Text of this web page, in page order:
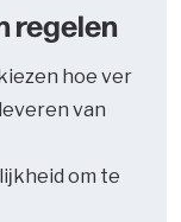
regelen
hoe ver
van
om te